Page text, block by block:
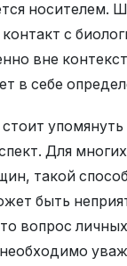
носителем.
с
вне
в себе
упомянуть
Для
такой
быть
вопрос